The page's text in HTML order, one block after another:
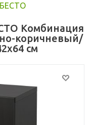
Комбинация
коричневый/
см